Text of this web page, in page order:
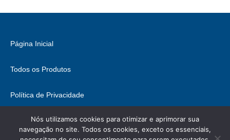
Página Inicial
Todos os Produtos
Política de Privacidade
Fale Conosco
Nós utilizamos cookies para otimizar e aprimorar sua
navegação no site. Todos os cookies, exceto os essenciais,